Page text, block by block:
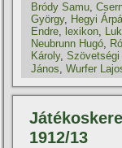
Bródy Samu,
György, Hegyi
Endre, lexikon,
Neubrunn Hugó,
Károly,Szövetségi
János ,Wurfer
1912/13